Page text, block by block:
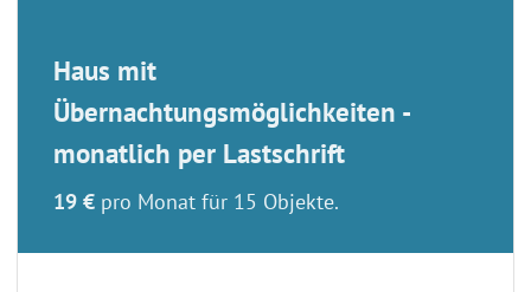
Haus mit
Übernachtungsmöglichkeiten -
monatlich per Lastschrift
19 € pro Monat für 15 Objekte.